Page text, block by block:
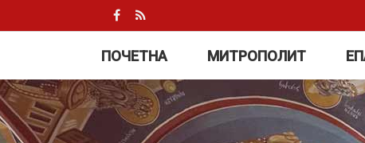
ПОЧЕТНА МИТРОПОЛИТ